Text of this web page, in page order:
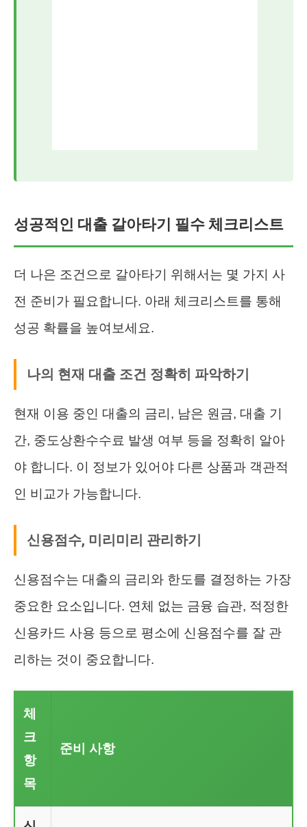
성공적인 대출 갈아타기 필수 체크리스트
더 나은 조건으로 갈아타기 위해서는 몇 가지 사
전 준비가 필요합니다. 아래 체크리스트를 통해
성공 확률을 높여보세요.
나의 현재 대출 조건 정확히 파악하기
현재 이용 중인 대출의 금리, 남은 원금, 대출 기
간, 중도상환수수료 발생 여부 등을 정확히 알아
야 합니다. 이 정보가 있어야 다른 상품과 객관적
인 비교가 가능합니다.
신용점수, 미리미리 관리하기
신용점수는 대출의 금리와 한도를 결정하는 가장
중요한 요소입니다. 연체 없는 금융 습관, 적정한
신용카드 사용 등으로 평소에 신용점수를 잘 관
리하는 것이 중요합니다.
체
크
항
목
준비 사항